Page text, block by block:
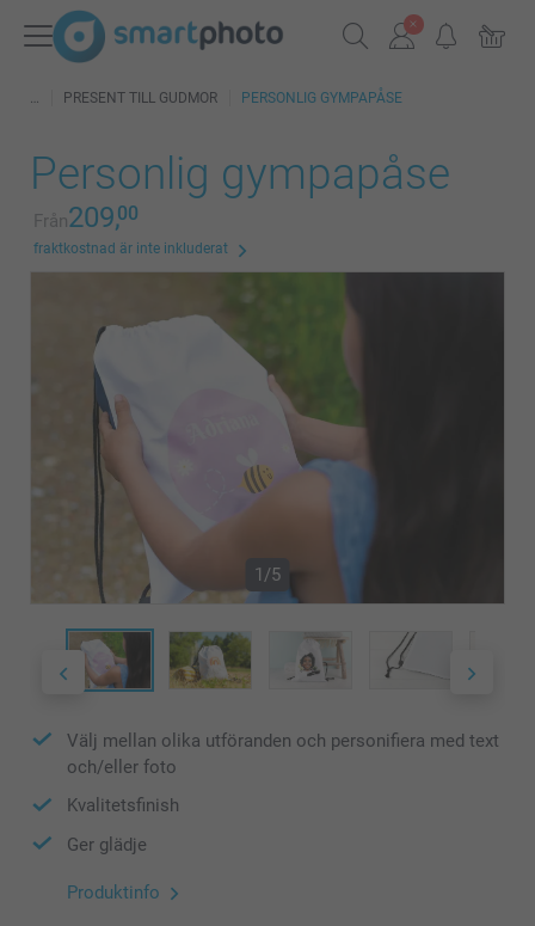
PRESENT TILL GUDMOR PERSONLIG GYMPAPÅSE
Personlig gympapåse
Från209,00
fraktkostnad är inte inkluderat
1/5
Välj mellan olika utföranden och personifiera med text
och/eller foto
Kvalitetsfinish
Ger glädje
Produktinfo